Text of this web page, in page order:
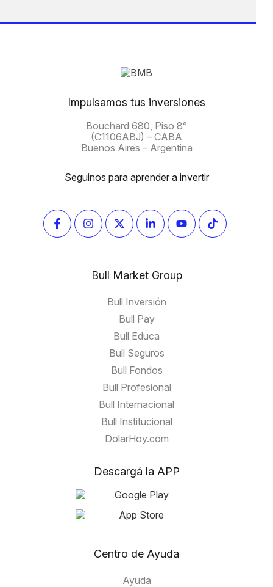
Impulsamos tus inversiones
Bouchard 680, Piso 8°
(C1106ABJ) – CABA
Buenos Aires – Argentina
Seguinos para aprender a invertir
Bull Market Group
Bull Inversión
Bull Pay
Bull Educa
Bull Seguros
Bull Fondos
Bull Profesional
Bull Internacional
Bull Institucional
DolarHoy.com
Descargá la APP
Centro de Ayuda
Ayuda